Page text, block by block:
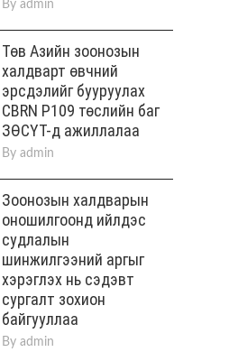
By admin
Төв Aзийн зоонозын
халдварт өвчний
эрсдэлийг бууруулах
CBRN P109 төслийн баг
ЗӨСҮТ-д ажиллалаа
By admin
Зоонозын халдварын
оношилгоонд ийлдэс
судлалын
шинжилгээний аргыг
хэрэглэх нь сэдэвт
сургалт зохион
байгууллаа
By admin